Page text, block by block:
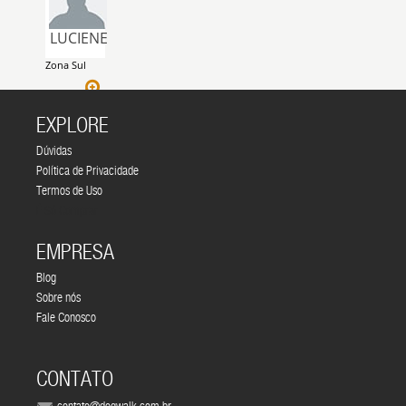
LUCIENE
Zona Sul
EXPLORE
Dúvidas
Política de Privacidade
Termos de Uso
EMPRESA
Blog
Sobre nós
Fale Conosco
CONTATO